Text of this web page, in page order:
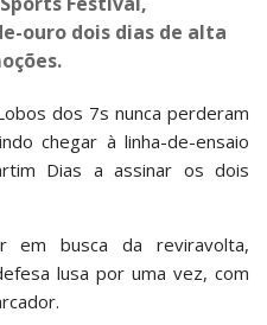
ouro dois dias de alta
dos 7s nunca perderam
chegar à linha-de-ensaio
Dias a assinar os dois
em busca da reviravolta,
lusa por uma vez, com